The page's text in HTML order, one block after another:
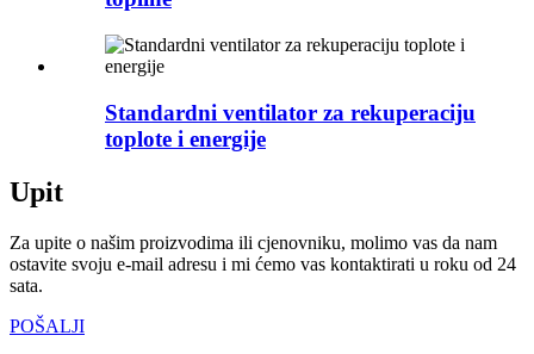
Standardni ventilator za rekuperaciju
toplote i energije
Upit
Za upite o našim proizvodima ili cjenovniku, molimo vas da nam
ostavite svoju e-mail adresu i mi ćemo vas kontaktirati u roku od 24
sata.
POŠALJI